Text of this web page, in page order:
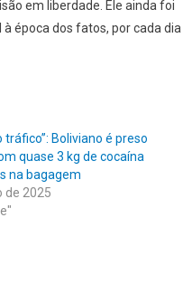
em liberdade. Ele ainda foi
época dos fatos, por cada dia
tráfico”: Boliviano é preso
quase 3 kg de cocaína
na bagagem
de 2025